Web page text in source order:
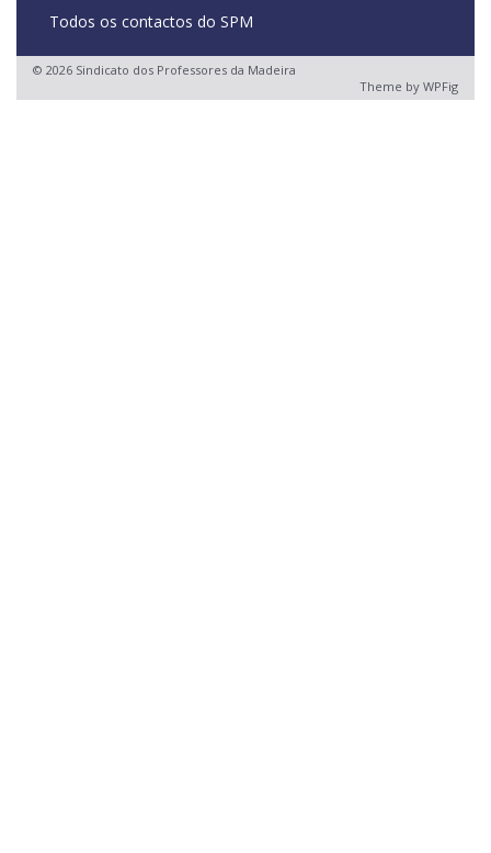
Todos os contactos do SPM
© 2026 Sindicato dos Professores da Madeira
Theme by WPFig